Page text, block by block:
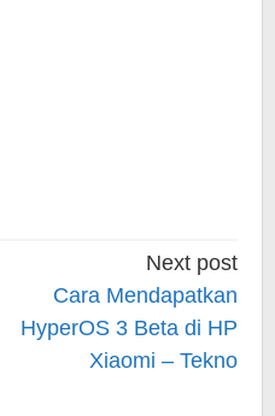
Next post
Cara Mendapatkan
HyperOS 3 Beta di HP
Xiaomi – Tekno